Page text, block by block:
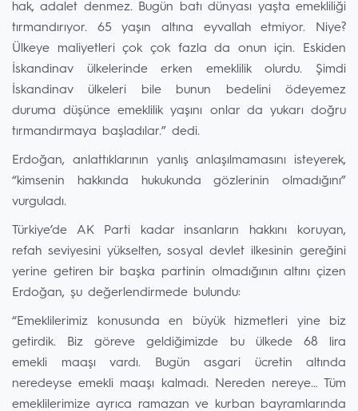
hak, adalet denmez. Bugün batı dünyası yaşta emekliliği
tırmandırıyor. 65 yaşın altına eyvallah etmiyor. Niye?
Ülkeye maliyetleri çok çok fazla da onun için. Eskiden
İskandinav ülkelerinde erken emeklilik olurdu. Şimdi
İskandinav ülkeleri bile bunun bedelini ödeyemez
duruma düşünce emeklilik yaşını onlar da yukarı doğru
tırmandırmaya başladılar.” dedi.
Erdoğan, anlattıklarının yanlış anlaşılmamasını isteyerek,
“kimsenin hakkında hukukunda gözlerinin olmadığını”
vurguladı.
Türkiye’de AK Parti kadar insanların hakkını koruyan,
refah seviyesini yükselten, sosyal devlet ilkesinin gereğini
yerine getiren bir başka partinin olmadığının altını çizen
Erdoğan, şu değerlendirmede bulundu:
“Emeklilerimiz konusunda en büyük hizmetleri yine biz
getirdik. Biz göreve geldiğimizde bu ülkede 68 lira
emekli maaşı vardı. Bugün asgari ücretin altında
neredeyse emekli maaşı kalmadı. Nereden nereye… Tüm
emeklilerimize ayrıca ramazan ve kurban bayramlarında